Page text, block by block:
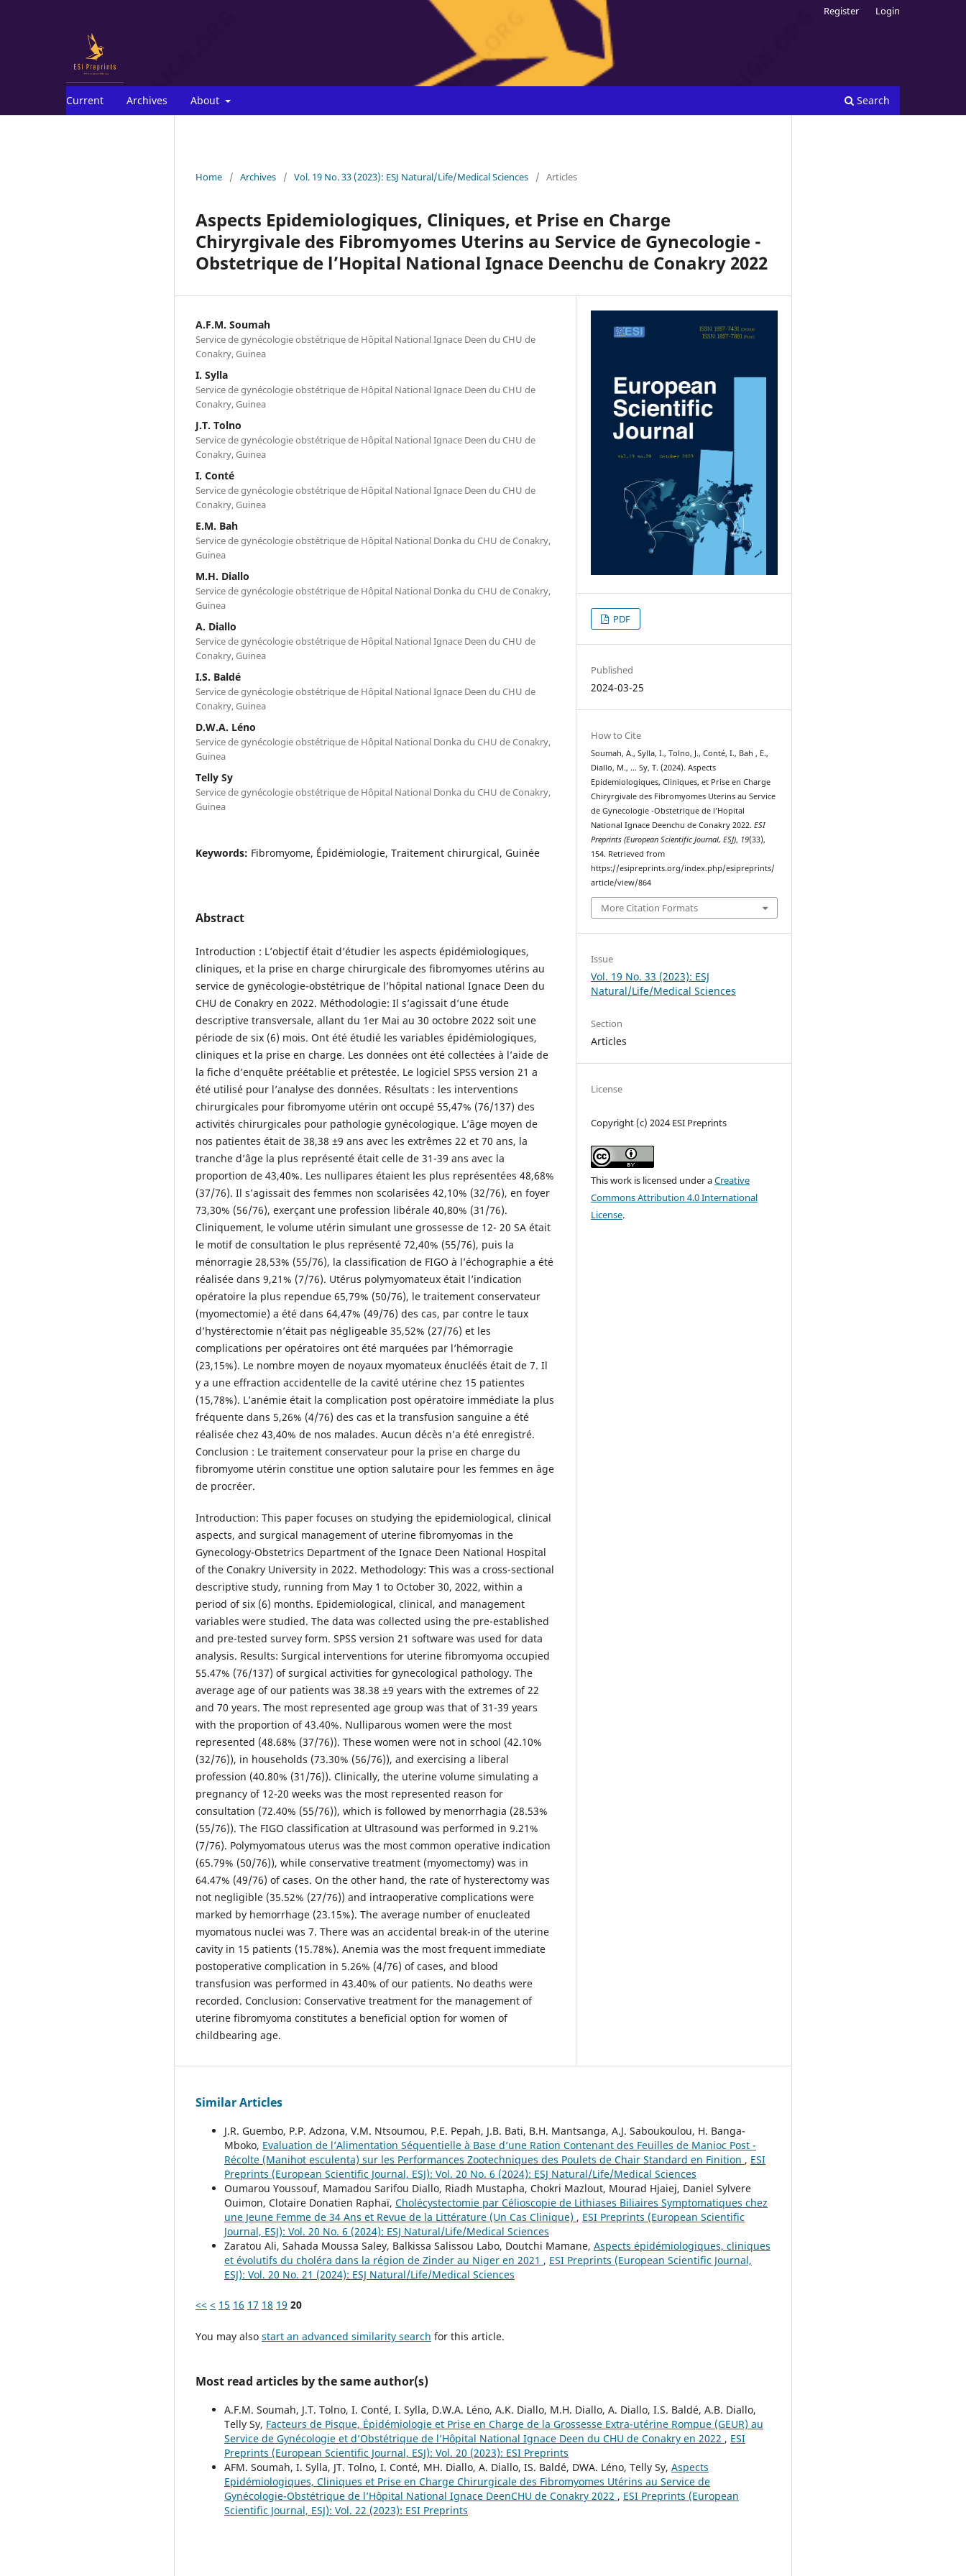
Current Archives About Search
Register Login
Home / Archives / Vol. 19 No. 33 (2023): ESJ Natural/Life/Medical Sciences / Articles
Aspects Epidemiologiques, Cliniques, et Prise en Charge
Chiryrgivale des Fibromyomes Uterins au Service de Gynecologie -
Obstetrique de l’Hopital National Ignace Deenchu de Conakry 2022
A.F.M. Soumah
Service de gynécologie obstétrique de Hôpital National Ignace Deen du CHU de
Conakry, Guinea
I. Sylla
Service de gynécologie obstétrique de Hôpital National Ignace Deen du CHU de
Conakry, Guinea
J.T. Tolno
Service de gynécologie obstétrique de Hôpital National Ignace Deen du CHU de
Conakry, Guinea
I. Conté
Service de gynécologie obstétrique de Hôpital National Ignace Deen du CHU de
Conakry, Guinea
E.M. Bah
Service de gynécologie obstétrique de Hôpital National Donka du CHU de Conakry,
Guinea
M.H. Diallo
Service de gynécologie obstétrique de Hôpital National Donka du CHU de Conakry,
Guinea
A. Diallo
Service de gynécologie obstétrique de Hôpital National Ignace Deen du CHU de
Conakry, Guinea
I.S. Baldé
Service de gynécologie obstétrique de Hôpital National Ignace Deen du CHU de
Conakry, Guinea
D.W.A. Léno
Service de gynécologie obstétrique de Hôpital National Donka du CHU de Conakry,
Guinea
Telly Sy
Service de gynécologie obstétrique de Hôpital National Donka du CHU de Conakry,
Guinea
Keywords: Fibromyome, Épidémiologie, Traitement chirurgical, Guinée
Abstract
Introduction : L’objectif était d’étudier les aspects épidémiologiques,
cliniques, et la prise en charge chirurgicale des fibromyomes utérins au
service de gynécologie-obstétrique de l’hôpital national Ignace Deen du
CHU de Conakry en 2022. Méthodologie: Il s’agissait d’une étude
descriptive transversale, allant du 1er Mai au 30 octobre 2022 soit une
période de six (6) mois. Ont été étudié les variables épidémiologiques,
cliniques et la prise en charge. Les données ont été collectées à l’aide de
la fiche d’enquête préétablie et prétestée. Le logiciel SPSS version 21 a
été utilisé pour l’analyse des données. Résultats : les interventions
chirurgicales pour fibromyome utérin ont occupé 55,47% (76/137) des
activités chirurgicales pour pathologie gynécologique. L’âge moyen de
nos patientes était de 38,38 ±9 ans avec les extrêmes 22 et 70 ans, la
tranche d’âge la plus représenté était celle de 31-39 ans avec la
proportion de 43,40%. Les nullipares étaient les plus représentées 48,68%
(37/76). Il s’agissait des femmes non scolarisées 42,10% (32/76), en foyer
73,30% (56/76), exerçant une profession libérale 40,80% (31/76).
Cliniquement, le volume utérin simulant une grossesse de 12- 20 SA était
le motif de consultation le plus représenté 72,40% (55/76), puis la
ménorragie 28,53% (55/76), la classification de FIGO à l’échographie a été
réalisée dans 9,21% (7/76). Utérus polymyomateux était l’indication
opératoire la plus rependue 65,79% (50/76), le traitement conservateur
(myomectomie) a été dans 64,47% (49/76) des cas, par contre le taux
d’hystérectomie n’était pas négligeable 35,52% (27/76) et les
complications per opératoires ont été marquées par l’hémorragie
(23,15%). Le nombre moyen de noyaux myomateux énucléés était de 7. Il
y a une effraction accidentelle de la cavité utérine chez 15 patientes
(15,78%). L’anémie était la complication post opératoire immédiate la plus
fréquente dans 5,26% (4/76) des cas et la transfusion sanguine a été
réalisée chez 43,40% de nos malades. Aucun décès n’a été enregistré.
Conclusion : Le traitement conservateur pour la prise en charge du
fibromyome utérin constitue une option salutaire pour les femmes en âge
de procréer.
Introduction: This paper focuses on studying the epidemiological, clinical
aspects, and surgical management of uterine fibromyomas in the
Gynecology-Obstetrics Department of the Ignace Deen National Hospital
of the Conakry University in 2022. Methodology: This was a cross-sectional
descriptive study, running from May 1 to October 30, 2022, within a
period of six (6) months. Epidemiological, clinical, and management
variables were studied. The data was collected using the pre-established
and pre-tested survey form. SPSS version 21 software was used for data
analysis. Results: Surgical interventions for uterine fibromyoma occupied
55.47% (76/137) of surgical activities for gynecological pathology. The
average age of our patients was 38.38 ±9 years with the extremes of 22
and 70 years. The most represented age group was that of 31-39 years
with the proportion of 43.40%. Nulliparous women were the most
represented (48.68% (37/76)). These women were not in school (42.10%
(32/76)), in households (73.30% (56/76)), and exercising a liberal
profession (40.80% (31/76)). Clinically, the uterine volume simulating a
pregnancy of 12-20 weeks was the most represented reason for
consultation (72.40% (55/76)), which is followed by menorrhagia (28.53%
(55/76)). The FIGO classification at Ultrasound was performed in 9.21%
(7/76). Polymyomatous uterus was the most common operative indication
(65.79% (50/76)), while conservative treatment (myomectomy) was in
64.47% (49/76) of cases. On the other hand, the rate of hysterectomy was
not negligible (35.52% (27/76)) and intraoperative complications were
marked by hemorrhage (23.15%). The average number of enucleated
myomatous nuclei was 7. There was an accidental break-in of the uterine
cavity in 15 patients (15.78%). Anemia was the most frequent immediate
postoperative complication in 5.26% (4/76) of cases, and blood
transfusion was performed in 43.40% of our patients. No deaths were
recorded. Conclusion: Conservative treatment for the management of
uterine fibromyoma constitutes a beneficial option for women of
childbearing age.
PDF
Published
2024-03-25
How to Cite
Soumah, A., Sylla, I., Tolno, J., Conté, I., Bah , E.,
Diallo, M., … Sy, T. (2024). Aspects
Epidemiologiques, Cliniques, et Prise en Charge
Chiryrgivale des Fibromyomes Uterins au Service
de Gynecologie -Obstetrique de l’Hopital
National Ignace Deenchu de Conakry 2022.ESI
Preprints (European Scientific Journal, ESJ), 19(33),
154. Retrieved from
https://esipreprints.org/index.php/esipreprints/
article/view/864
More Citation Formats
Issue
Vol. 19 No. 33 (2023): ESJ
Natural/Life/Medical Sciences
Section
Articles
License
Copyright (c) 2024 ESI Preprints
This work is licensed under aCreative
Commons Attribution 4.0 International
License.
Similar Articles
J.R. Guembo, P.P. Adzona, V.M. Ntsoumou, P.E. Pepah, J.B. Bati, B.H. Mantsanga, A.J. Saboukoulou, H. Banga-
Mboko, Evaluation de l’Alimentation Séquentielle à Base d’une Ration Contenant des Feuilles de Manioc Post -
Récolte (Manihot esculenta) sur les Performances Zootechniques des Poulets de Chair Standard en Finition , ESI
Preprints (European Scientific Journal, ESJ): Vol. 20 No. 6 (2024): ESJ Natural/Life/Medical Sciences
Oumarou Youssouf, Mamadou Sarifou Diallo, Riadh Mustapha, Chokri Mazlout, Mourad Hjaiej, Daniel Sylvere
Ouimon, Clotaire Donatien Raphaï, Cholécystectomie par Célioscopie de Lithiases Biliaires Symptomatiques chez
une Jeune Femme de 34 Ans et Revue de la Littérature (Un Cas Clinique) , ESI Preprints (European Scientific
Journal, ESJ): Vol. 20 No. 6 (2024): ESJ Natural/Life/Medical Sciences
Zaratou Ali, Sahada Moussa Saley, Balkissa Salissou Labo, Doutchi Mamane, Aspects épidémiologiques, cliniques
et évolutifs du choléra dans la région de Zinder au Niger en 2021 , ESI Preprints (European Scientific Journal,
ESJ): Vol. 20 No. 21 (2024): ESJ Natural/Life/Medical Sciences
<< < 15 16 17 18 19 20
You may also start an advanced similarity search for this article.
Most read articles by the same author(s)
A.F.M. Soumah, J.T. Tolno, I. Conté, I. Sylla, D.W.A. Léno, A.K. Diallo, M.H. Diallo, A. Diallo, I.S. Baldé, A.B. Diallo,
Telly Sy, Facteurs de Рisque, Ėpidémiologie et Prise en Charge de la Grossesse Extra-utérine Rompue (GEUR) au
Service de Gynécologie et d’Obstétrique de l’Hôpital National Ignace Deen du CHU de Conakry en 2022 , ESI
Preprints (European Scientific Journal, ESJ): Vol. 20 (2023): ESI Preprints
AFM. Soumah, I. Sylla, JT. Tolno, I. Conté, MH. Diallo, A. Diallo, IS. Baldé, DWA. Léno, Telly Sy, Aspects
Epidémiologiques, Cliniques et Prise en Charge Chirurgicale des Fibromyomes Utérins au Service de
Gynécologie-Obstétrique de l’Hôpital National Ignace DeenCHU de Conakry 2022 , ESI Preprints (European
Scientific Journal, ESJ): Vol. 22 (2023): ESI Preprints